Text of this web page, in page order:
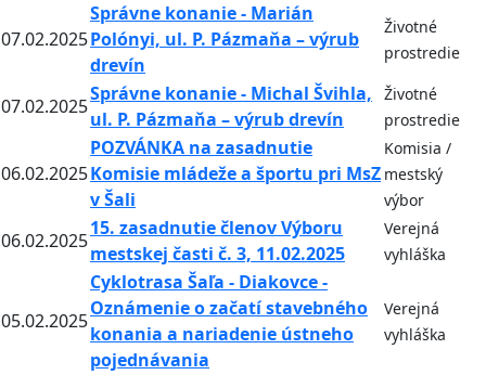
07.02.2025
Správne konanie - Marián
Polónyi, ul. P. Pázmaňa – výrub
drevín
Životné
prostredie
07.02.2025
Správne konanie - Michal Švihla,
ul. P. Pázmaňa – výrub drevín
Životné
prostredie
06.02.2025
POZVÁNKA na zasadnutie
Komisie mládeže a športu pri MsZ
v Šali
Komisia /
mestský
výbor
06.02.2025
15. zasadnutie členov Výboru
mestskej časti č. 3, 11.02.2025
Verejná
vyhláška
05.02.2025
Cyklotrasa Šaľa - Diakovce -
Oznámenie o začatí stavebného
konania a nariadenie ústneho
pojednávania
Verejná
vyhláška